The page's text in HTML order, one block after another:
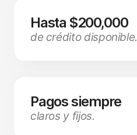
Hasta $200,000
de crédito disponible.
Pagos siempre
claros y fijos.